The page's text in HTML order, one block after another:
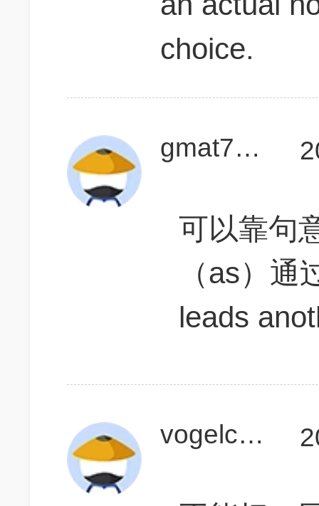
choice.
gmat730up
可以靠句
（as）
leads
vogelcess